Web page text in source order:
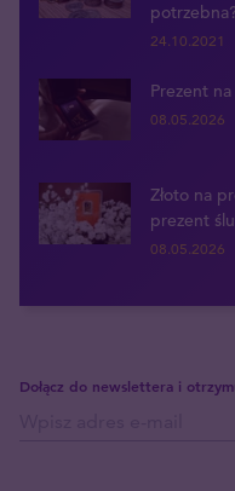
24.10.2021
Prezent
08.05.2026
Złoto na
prezent
08.05.2026
Dołącz do newslettera i